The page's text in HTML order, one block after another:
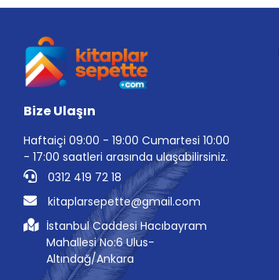
Bize Ulaşın
Haftaiçi 09:00 - 19:00 Cumartesi 10:00
- 17:00 saatleri arasında ulaşabilirsiniz.
0312 419 72 18
kitaplarsepette@gmail.com
İstanbul Caddesi Hacıbayram
Mahallesi No:6 Ulus-
Altındağ/Ankara